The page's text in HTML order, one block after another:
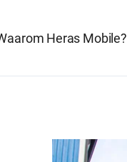
Heras Mobile?